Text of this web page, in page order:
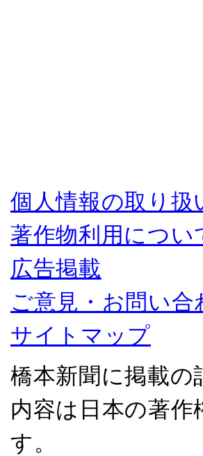
個人情報の取り扱
著作物利用につい
広告掲載
ご意見・お問い合
サイトマップ
橋本新聞に掲載
内容は日本の著
す。